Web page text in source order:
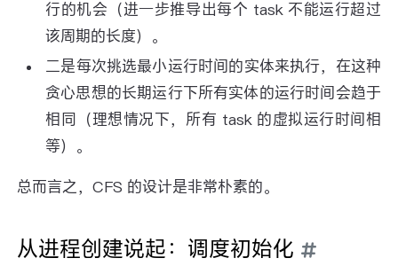
行的机会（进一步推导出每个 task 不能运行超过
该周期的长度）。
二是每次挑选最小运行时间的实体来执行，在这种
贪心思想的长期运行下所有实体的运行时间会趋于
相同（理想情况下，所有 task 的虚拟运行时间相
等）。
总而言之，CFS 的设计是非常朴素的。
从进程创建说起：调度初始化